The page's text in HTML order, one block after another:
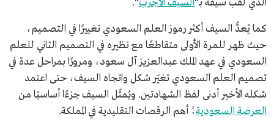
الذي لُقب سيفه بـ"السيف الأجرب".
كما يُعدُّ السيف أكثر رموز العلم السعودي تغييرًا في التصميم،
حيث ظهر للمرة الأولى متقاطعًا مع نظيره في التصميم الثاني للعلم
السعودي في عهد الملك عبدالعزيز آل سعود، ومرورًا بمراحل عدة في
تصميم العلم السعودي تغيّر شكل واتجاه السيف، حتى اعتمد
شكله الأخير أدنى لفظ الشهادتين. ويُمثّل السيف جزءًا أساسيًا من
العرضة السعودية؛ أهم الرقصات التقليدية في المملكة.